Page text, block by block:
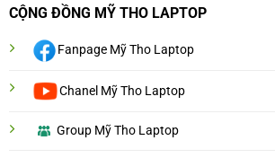
CỘNG ĐỒNG MỸ THO LAPTOP
Fanpage Mỹ Tho Laptop
Chanel Mỹ Tho Laptop
Group Mỹ Tho Laptop